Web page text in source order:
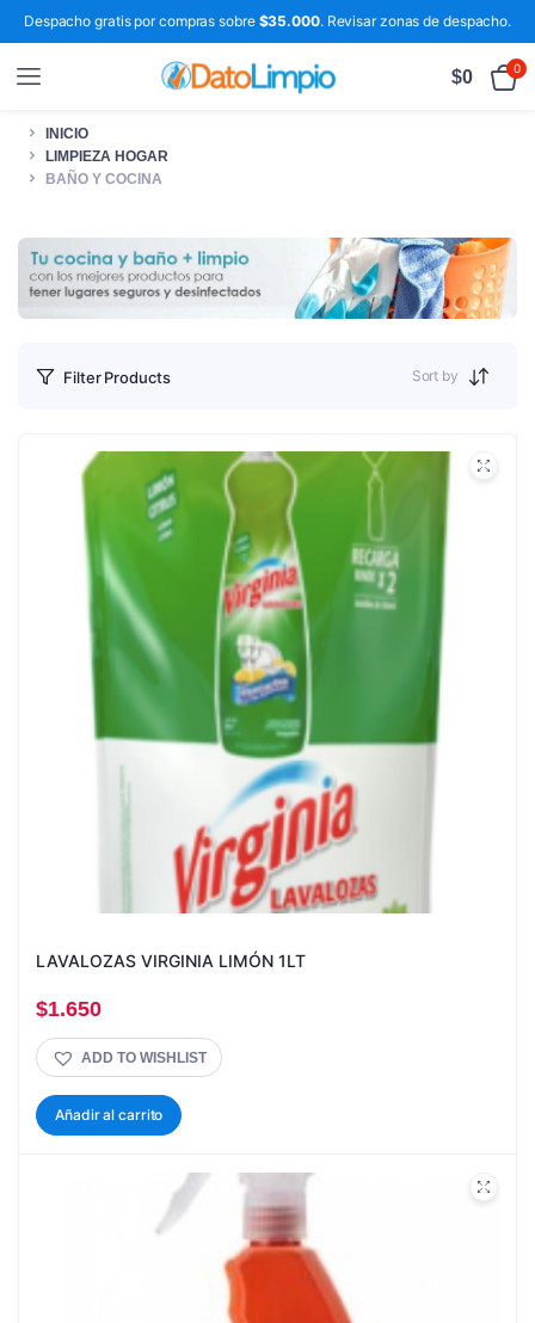
Despacho gratis por compras sobre $35.000. Revisar zonas de despacho.
$0 0
INICIO
LIMPIEZA HOGAR
BAÑO Y COCINA
Filter Products Sort by
LAVALOZAS VIRGINIA LIMÓN 1LT
$1.650
ADD TO WISHLIST
Añadir al carrito